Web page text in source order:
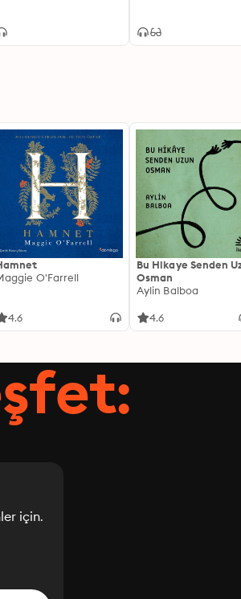
O'Farrell
4.6
Bu Hikaye Senden
Osman
Aylin Balboa
4.6
için.